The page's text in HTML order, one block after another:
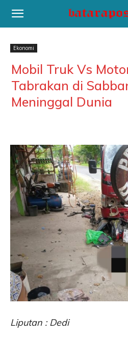
Ekonomi
Mobil Truk Vs
Tabrakan di
Meninggal Dunia
Liputan : Dedi